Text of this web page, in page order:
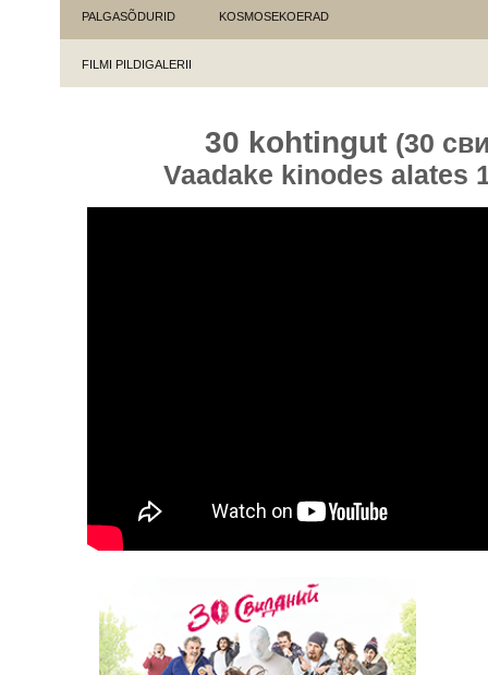
PALGASÕDURID KOSMOSEKOERAD
FILMI PILDIGALERII
30 kohtingut (30
Vaadake kinodes alates